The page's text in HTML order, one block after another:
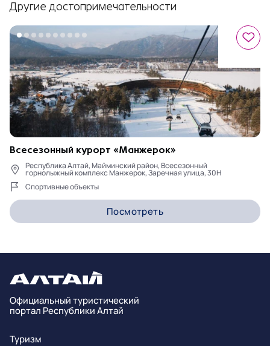
Другие достопримечательности
Всесезонный курорт «Манжерок»
Республика Алтай, Майминский район, Всесезонный
горнолыжный комплекс Манжерок, Заречная улица, 30Н
Спортивные объекты
Посмотреть
Официальный туристический
портал Республики Алтай
Туризм